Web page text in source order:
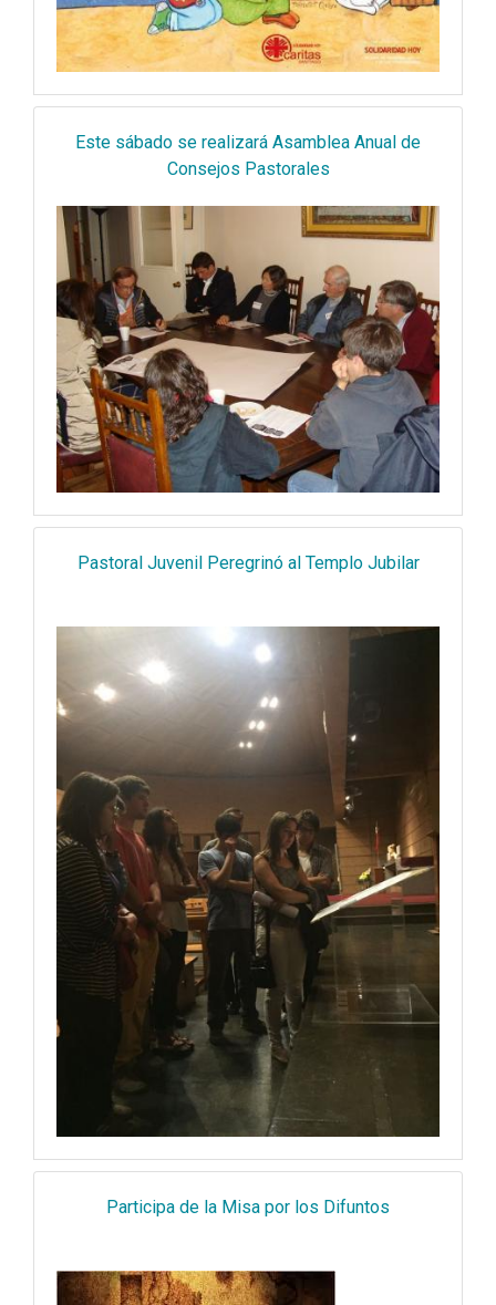
Este sábado se realizará Asamblea Anual de
Consejos Pastorales
Pastoral Juvenil Peregrinó al Templo Jubilar
Participa de la Misa por los Difuntos